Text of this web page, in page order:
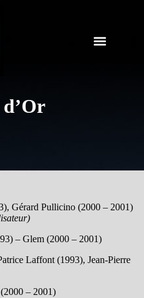
Gérard Pullicino (2000 – 2001)
– Glem (2000 – 2001)
Laffont (1993), Jean-Pierre
– 2001)